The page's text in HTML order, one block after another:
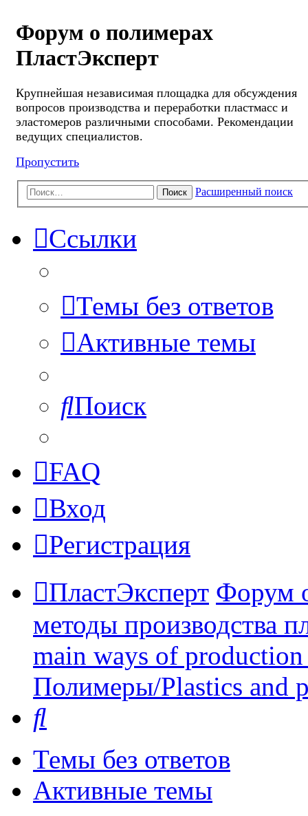
Форум о полимерах
ПластЭксперт
Крупнейшая независимая площадка для обсуждения
вопросов производства и переработки пластмасс и
эластомеров различными способами. Рекомендации
ведущих специалистов.
Пропустить
Поиск Расширенный поиск
Ссылки
Темы без ответов
Активные темы
Поиск
FAQ
Вход
Регистрация
ПластЭксперт Форум
методы производства
main ways of
Полимеры/Plastics and
Темы без ответов
Активные темы